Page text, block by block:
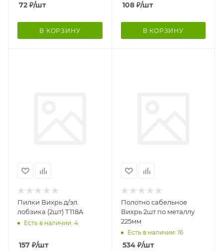
72 ₽/шт
В КОРЗИНУ
108₽/шт
В КОРЗИНУ
Пилки Вихрь д/эл.
лобзика (2шт) Т118A
Есть в наличии: 4
157 ₽/шт
Полотно сабельное
Вихрь 2шт по металлу
225мм
Есть в наличии: 16
534₽/шт